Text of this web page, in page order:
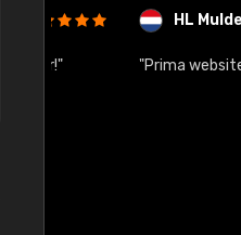
HL Mulder
"Prima website en